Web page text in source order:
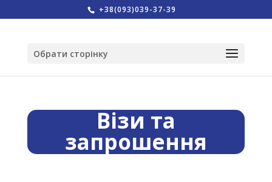
+38(093)039-37-39
Обрати сторінку
Візи та
запрошення